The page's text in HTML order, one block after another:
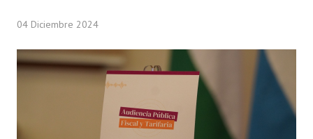
LEGISLACIÓN
Constitución Nacional
Constitución Provincial
04 Diciembre 2024